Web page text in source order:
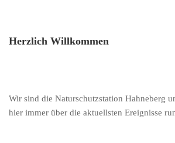
Herzlich Willkommen
Wir sind die Naturschutzstation Hahneberg
hier immer über die aktuellsten Ereignisse